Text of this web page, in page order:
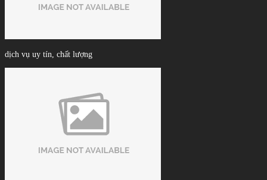
dịch vụ uy tín, chất lượng